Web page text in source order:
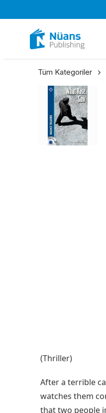
Tüm Kategoriler
(Thriller)
After a terrible
watches them
that two people